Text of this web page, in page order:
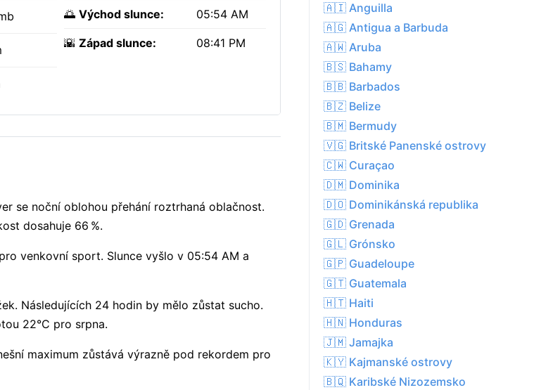
🌅 Východ slunce: 05:54 AM
🌇 Západ slunce: 08:41 PM
se noční oblohou přehání roztrhaná oblačnost.
dosahuje 66 %.
venkovní sport. Slunce vyšlo v 05:54 AM a
Následujících 24 hodin by mělo zůstat sucho.
22°C pro srpna.
maximum zůstává výrazně pod rekordem pro
🇦🇮 Anguilla
🇦🇬 Antigua a Barbuda
🇦🇼 Aruba
🇧🇸 Bahamy
🇧🇧 Barbados
🇧🇿 Belize
🇧🇲 Bermudy
🇻🇬 Britské Panenské ostrovy
🇨🇼 Curaçao
🇩🇲 Dominika
🇩🇴 Dominikánská republika
🇬🇩 Grenada
🇬🇱 Grónsko
🇬🇵 Guadeloupe
🇬🇹 Guatemala
🇭🇹 Haiti
🇭🇳 Honduras
🇯🇲 Jamajka
🇰🇾 Kajmanské ostrovy
🇧🇶 Karibské Nizozemsko